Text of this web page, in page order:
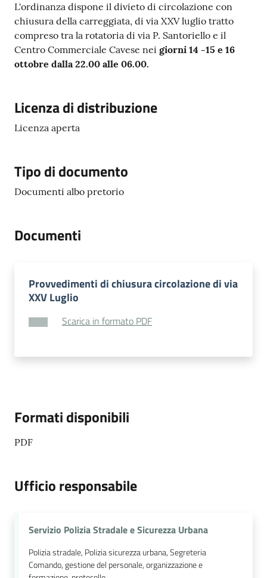
L'ordinanza dispone il divieto di circolazione con
chiusura della carreggiata, di via XXV luglio tratto
compreso tra la rotatoria di via P. Santoriello e il
Centro Commerciale Cavese nei giorni 14 -15 e 16
ottobre dalla 22.00 alle 06.00.
Licenza di distribuzione
Licenza aperta
Tipo di documento
Documenti albo pretorio
Documenti
Provvedimenti di chiusura circolazione di via
XXV Luglio
Scarica in formato PDF
Formati disponibili
PDF
Ufficio responsabile
Servizio Polizia Stradale e Sicurezza Urbana
Polizia stradale, Polizia sicurezza urbana, Segreteria
Comando, gestione del personale, organizzazione e